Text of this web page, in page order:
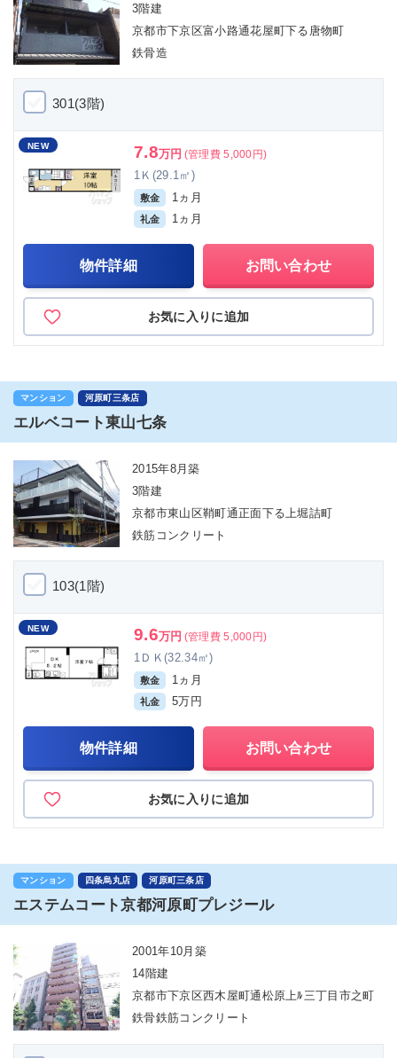
3階建
京都市下京区富小路通花屋町下る唐物町
鉄骨造
301(3階)
NEW 7.8万円 (管理費 5,000円)
1Ｋ(29.1㎡)
敷金 1ヵ月
礼金 1ヵ月
物件詳細 お問い合わせ
お気に入りに追加
マンション 河原町三条店
エルベコート東山七条
2015年8月築
3階建
京都市東山区鞘町通正面下る上堀詰町
鉄筋コンクリート
103(1階)
NEW 9.6万円 (管理費 5,000円)
1ＤＫ(32.34㎡)
敷金 1ヵ月
礼金 5万円
物件詳細 お問い合わせ
お気に入りに追加
マンション 四条烏丸店 河原町三条店
エステムコート京都河原町プレジール
2001年10月築
14階建
京都市下京区西木屋町通松原上ﾙ三丁目市之町
鉄骨鉄筋コンクリート